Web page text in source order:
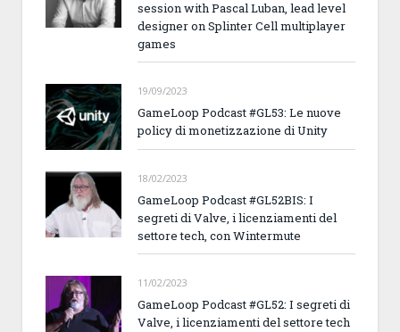
session with Pascal Luban, lead level
designer on Splinter Cell multiplayer
games
19/09/2023
GameLoop Podcast #GL53: Le nuove
policy di monetizzazione di Unity
18/02/2023
GameLoop Podcast #GL52BIS: I
segreti di Valve, i licenziamenti del
settore tech, con Wintermute
11/02/2023
GameLoop Podcast #GL52: I segreti di
Valve, i licenziamenti del settore tech